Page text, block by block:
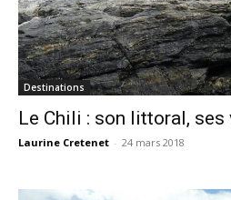
Destinations
Le Chili : son littoral,
Laurine Cretenet - 24 mars 2018